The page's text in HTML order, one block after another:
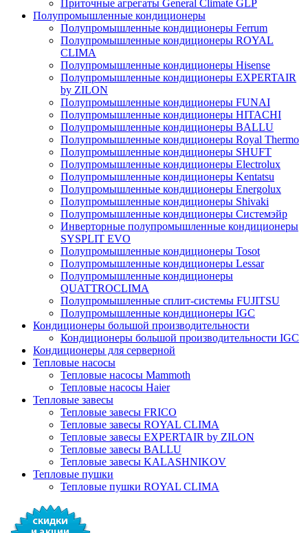
Приточные агрегаты General Climate GLP
Полупромышленные кондиционеры
Полупромышленные кондиционеры Ferrum
Полупромышленные кондиционеры ROYAL
CLIMA
Полупромышленные кондиционеры Hisense
Полупромышленные кондиционеры EXPERTAIR
by ZILON
Полупромышленные кондиционеры FUNAI
Полупромышленные кондиционеры HITACHI
Полупромышленные кондиционеры BALLU
Полупромышленные кондиционеры Royal Thermo
Полупромышленные кондиционеры SHUFT
Полупромышленные кондиционеры Electrolux
Полупромышленные кондиционеры Kentatsu
Полупромышленные кондиционеры Energolux
Полупромышленные кондиционеры Shivaki
Полупромышленные кондиционеры Системэйр
Инверторные полупромышленные кондиционеры
SYSPLIT EVO
Полупромышленные кондиционеры Tosot
Полупромышленные кондиционеры Lessar
Полупромышленные кондиционеры
QUATTROCLIMA
Полупромышленные сплит-системы FUJITSU
Полупромышленные кондиционеры IGC
Кондиционеры большой производительности
Кондиционеры большой производительности IGC
Кондиционеры для серверной
Тепловые насосы
Тепловые насосы Mammoth
Тепловые насосы Haier
Тепловые завесы
Тепловые завесы FRICO
Тепловые завесы ROYAL CLIMA
Тепловые завесы EXPERTAIR by ZILON
Тепловые завесы BALLU
Тепловые завесы KALASHNIKOV
Тепловые пушки
Тепловые пушки ROYAL CLIMA